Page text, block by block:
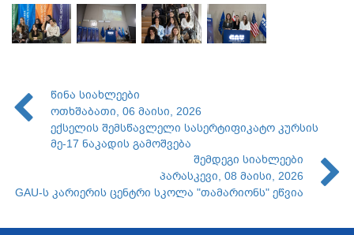
წინა სიახლეები
ოთხშაბათი, 06 მაისი, 2026
ექსელის შემსწავლელი სასერტიფიკატო კურსის
მე-17 ნაკადის გამოშვება
შემდეგი სიახლეები
პარასკევი, 08 მაისი, 2026
GAU-ს კარიერის ცენტრი სკოლა "თამარიონს" ეწვია